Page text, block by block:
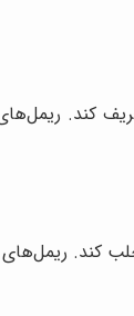
کند. ریمل‌های
ریمل‌های